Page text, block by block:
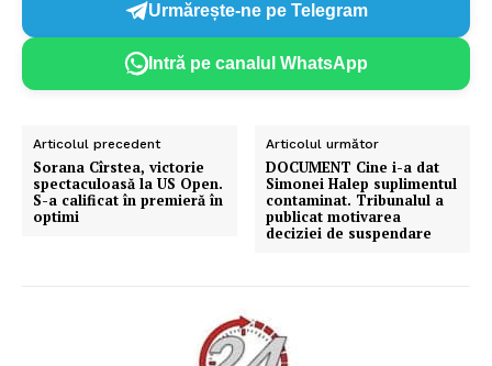
Urmărește-ne pe Telegram
Intră pe canalul WhatsApp
Articolul precedent
Sorana Cîrstea, victorie
spectaculoasă la US Open.
S-a calificat în premieră în
optimi
Articolul următor
DOCUMENT Cine i-a dat
Simonei Halep suplimentul
contaminat. Tribunalul a
publicat motivarea
deciziei de suspendare